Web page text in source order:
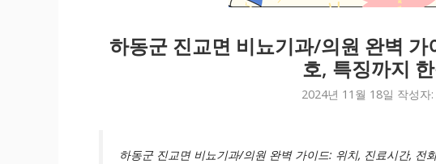
하동군 진교면 비뇨기과/의원 완벽
호, 특징까지
2024년 11월 18일 작성자:
하동군 진교면 비뇨기과/의원 완벽 가이드: 위치, 진료시간, 전